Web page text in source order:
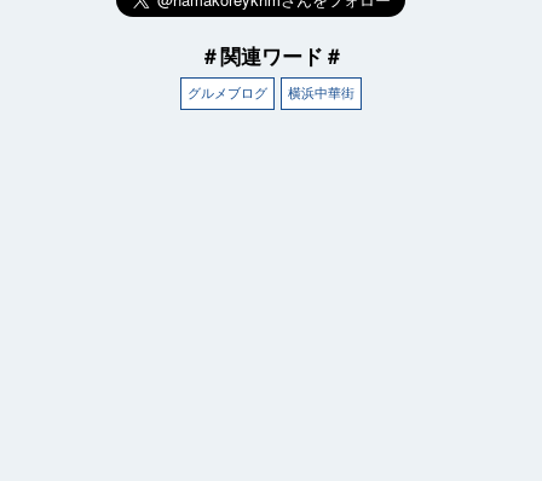
＃関連ワード＃
グルメブログ 横浜中華街